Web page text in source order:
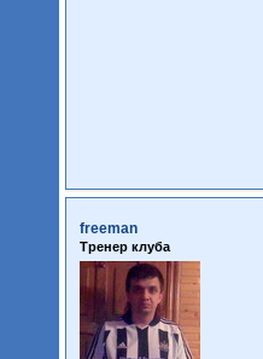
freeman
Тренер клуба